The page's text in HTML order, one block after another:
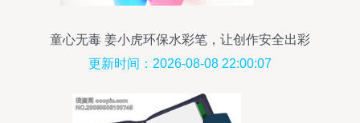
童心无毒 姜小虎环保水彩笔，让创作安全出彩
更新时间：2026-08-08 22:00:07